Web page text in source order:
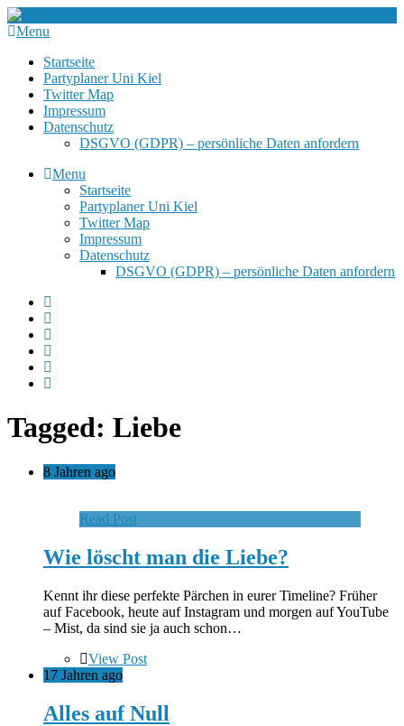
Menu
Startseite
Partyplaner Uni Kiel
Twitter Map
Impressum
Datenschutz
DSGVO (GDPR) – persönliche Daten anfordern
Menu
Startseite
Partyplaner Uni Kiel
Twitter Map
Impressum
Datenschutz
DSGVO (GDPR) – persönliche Daten anfordern
Tagged: Liebe
8 Jahren ago
Read Post
Wie löscht man die Liebe?
Kennt ihr diese perfekte Pärchen in eurer Timeline? Früher
auf Facebook, heute auf Instagram und morgen auf YouTube
– Mist, da sind sie ja auch schon…
View Post
17 Jahren ago
Alles auf Null